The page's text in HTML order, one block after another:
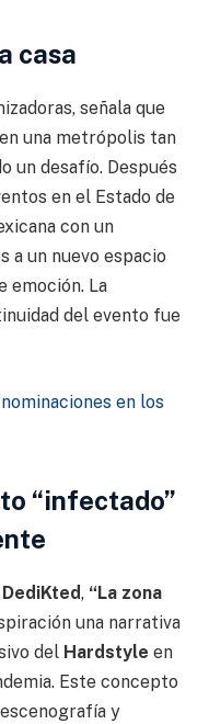
casa
señala que
una metrópolis tan
un desafío. Después
en el Estado de
con un
a un nuevo espacio
emoción. La
del evento fue
en los
“infectado”
DediKted, “La zona
una narrativa
del Hardstyle en
Este concepto
y